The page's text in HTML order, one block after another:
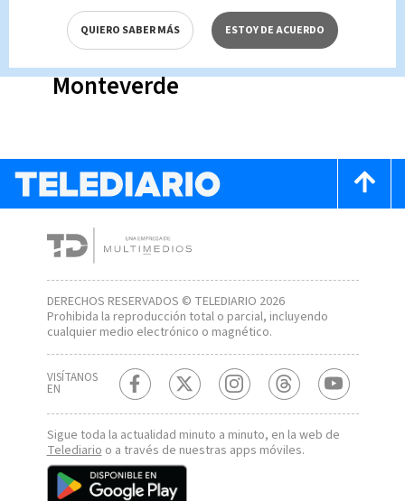
Motociclista muere en
accidente de tránsito en
Monteverde
DERECHOS RESERVADOS © TELEDIARIO 2026
Prohibida la reproducción total o parcial, incluyendo
cualquier medio electrónico o magnético.
VISÍTANOS
EN
Sigue toda la actualidad minuto a minuto, en la web de
Telediario o a través de nuestras apps móviles.
QUIERO SABER MÁS ESTOY DE ACUERDO